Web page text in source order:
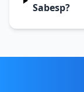
Sabesp?